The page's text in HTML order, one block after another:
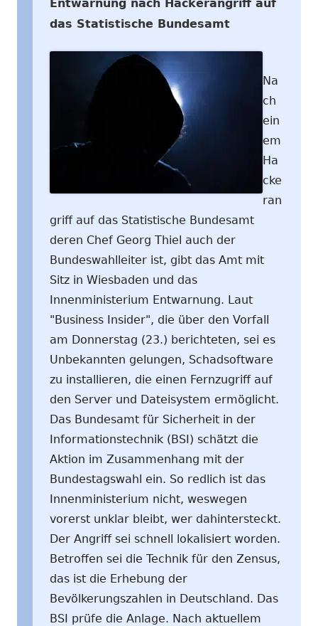
Entwarnung nach Hackerangriff auf
das Statistische Bundesamt
Na
ch
ein
em
Ha
cke
ran
griff auf das Statistische Bundesamt
deren Chef Georg Thiel auch der
Bundeswahlleiter ist, gibt das Amt mit
Sitz in Wiesbaden und das
Innenministerium Entwarnung. Laut
"Business Insider", die über den Vorfall
am Donnerstag (23.) berichteten, sei es
Unbekannten gelungen, Schadsoftware
zu installieren, die einen Fernzugriff auf
den Server und Dateisystem ermöglicht.
Das Bundesamt für Sicherheit in der
Informationstechnik (BSI) schätzt die
Aktion im Zusammenhang mit der
Bundestagswahl ein. So redlich ist das
Innenministerium nicht, weswegen
vorerst unklar bleibt, wer dahintersteckt.
Der Angriff sei schnell lokalisiert worden.
Betroffen sei die Technik für den Zensus,
das ist die Erhebung der
Bevölkerungszahlen in Deutschland. Das
BSI prüfe die Anlage. Nach aktuellem